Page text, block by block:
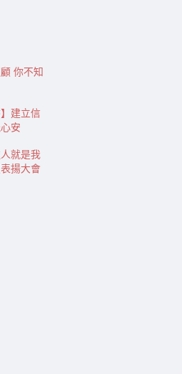
你不知
】建立信
安
人就是我
揚大會